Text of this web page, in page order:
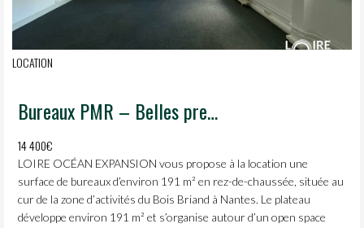
LOCATION
Bureaux PMR – Belles prestations – Stationnements privatifs
14 400€
LOIRE OCÉAN EXPANSION vous propose à la location une
surface de bureaux d’environ 191 m² en rez-de-chaussée, située au
cur de la zone d’activités du Bois Briand à Nantes. Le plateau
développe environ 191 m² et s’organise autour d’un open space